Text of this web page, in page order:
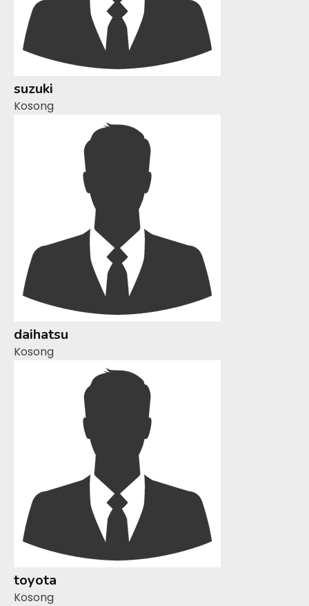
suzuki
Kosong
daihatsu
Kosong
toyota
Kosong